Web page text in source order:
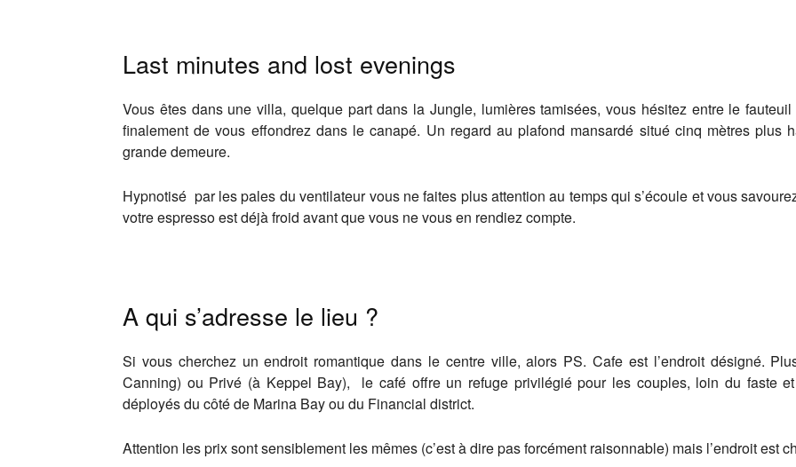
Last minutes and lost evenings
Vous êtes dans une villa, quelque part dans la Jungle, lumières tamisées, vous hésitez entre le
finalement de vous effondrez dans le canapé. Un regard au plafond mansardé situé cinq mètres plus
grande demeure.
Hypnotisé par les pales du ventilateur vous ne faites plus attention au temps qui s’écoule et vous
votre espresso est déjà froid avant que vous ne vous en rendiez compte.
A qui s’adresse le lieu ?
Si vous cherchez un endroit romantique dans le centre ville, alors PS. Cafe est l’endroit désigné.
Canning) ou Privé (à Keppel Bay), le café offre un refuge privilégié pour les couples, loin du faste
déployés du côté de Marina Bay ou du Financial district.
Attention les prix sont sensiblement les mêmes (c’est à dire pas forcément raisonnable) mais l’endroit est